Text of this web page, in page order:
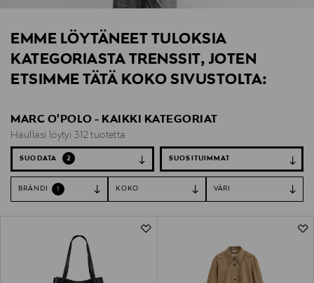
EMME LÖYTÄNEET TULOKSIA
KATEGORIASTA TRENSSIT, JOTEN
ETSIMME TÄTÄ KOKO SIVUSTOLTA:
MARC O'POLO - KAIKKI KATEGORIAT
Haullasi löytyi 312 tuotetta
SUODATA 2
BRÄNDI 1 KOKO VÄRI